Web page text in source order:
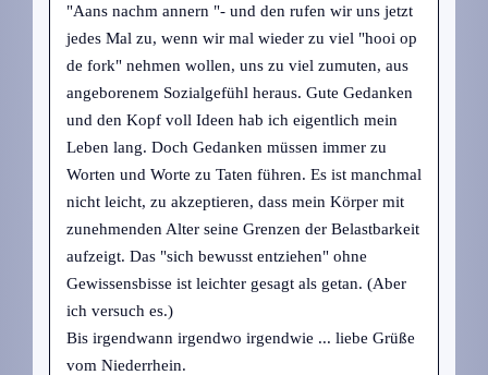
"Aans nachm annern "- und den rufen wir uns jetzt
jedes Mal zu, wenn wir mal wieder zu viel "hooi op
de fork" nehmen wollen, uns zu viel zumuten, aus
angeborenem Sozialgefühl heraus. Gute Gedanken
und den Kopf voll Ideen hab ich eigentlich mein
Leben lang. Doch Gedanken müssen immer zu
Worten und Worte zu Taten führen. Es ist manchmal
nicht leicht, zu akzeptieren, dass mein Körper mit
zunehmenden Alter seine Grenzen der Belastbarkeit
aufzeigt. Das "sich bewusst entziehen" ohne
Gewissensbisse ist leichter gesagt als getan. (Aber
ich versuch es.)
Bis irgendwann irgendwo irgendwie ... liebe Grüße
vom Niederrhein.